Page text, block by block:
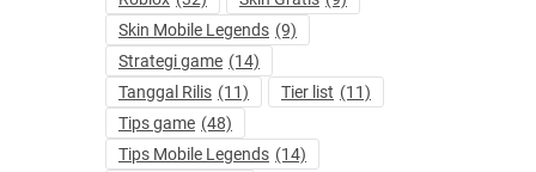
Skin Mobile Legends (9)
Strategi game (14)
Tanggal Rilis (11) Tier list (11)
Tips game (48)
Tips Mobile Legends (14)